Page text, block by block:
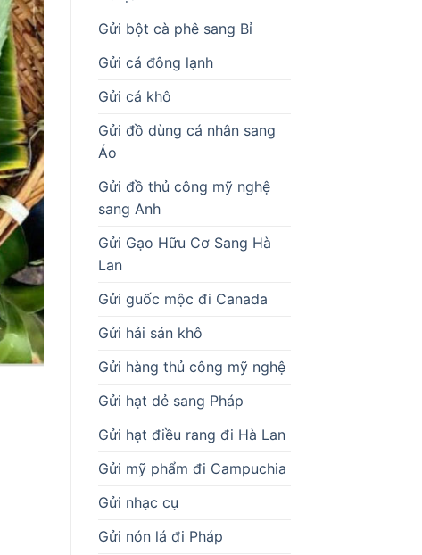
Gửi bột cà phê sang Bỉ
Gửi cá đông lạnh
Gửi cá khô
Gửi đồ dùng cá nhân sang
Áo
Gửi đồ thủ công mỹ nghệ
sang Anh
Gửi Gạo Hữu Cơ Sang Hà
Lan
Gửi guốc mộc đi Canada
Gửi hải sản khô
Gửi hàng thủ công mỹ nghệ
Gửi hạt dẻ sang Pháp
Gửi hạt điều rang đi Hà Lan
Gửi mỹ phẩm đi Campuchia
Gửi nhạc cụ
Gửi nón lá đi Pháp